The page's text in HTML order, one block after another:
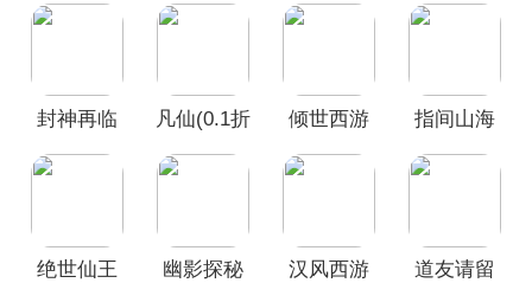
无门槛代
封神再临
凡仙(0.1折
极速修仙)
倾世西游
指间山海
绝世仙王
幽影探秘
汉风西游
道友请留